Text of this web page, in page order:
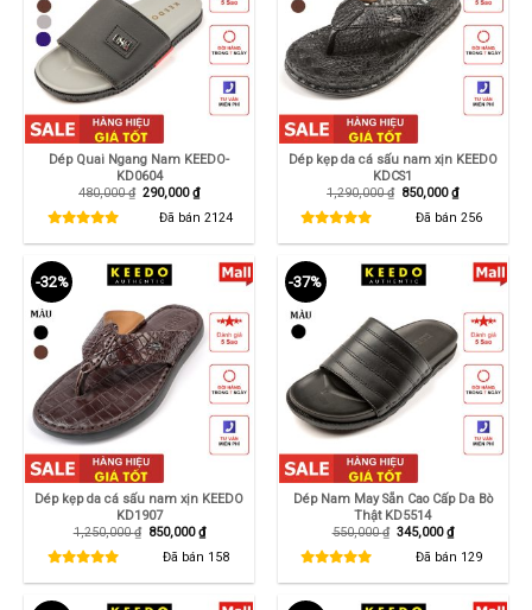
Dép Quai Ngang Nam KEEDO-
KD0604
480,000₫ Giá
290,000₫Giá
hiện
tại
Đã bán2124
Dép kẹp da cá sấu nam xịn KEEDO
KDCS1
1,290,000₫ Giá
850,000₫Giá
hiện
tại
Đã bán256
-32%
Dép kẹp da cá sấu nam xịn KEEDO
KD1907
1,250,000₫ Giá
850,000₫Giá
hiện
tại
Đã bán 158
-37%
Dép Nam May Sẵn Cao Cấp Da Bò
Thật KD5514
550,000₫ Giá
345,000₫Giá
hiện
tại
Đã bán 129